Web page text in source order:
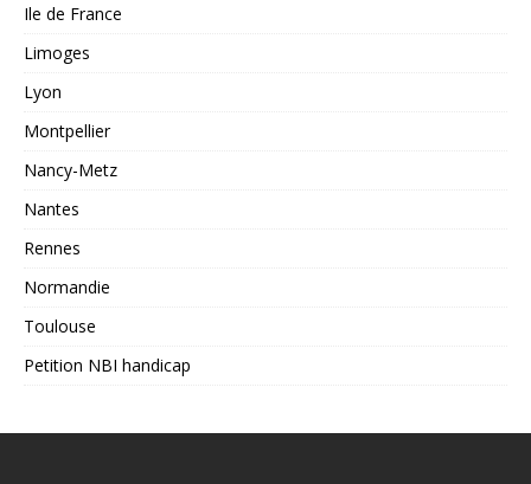
Ile de France
Limoges
Lyon
Montpellier
Nancy-Metz
Nantes
Rennes
Normandie
Toulouse
Petition NBI handicap